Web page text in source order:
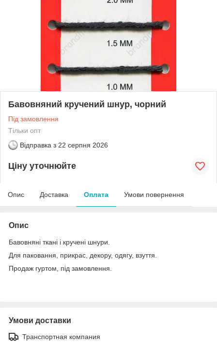
Бавовняний кручений шнур, чорний
Під замовлення
Тільки опт
Відправка з 22 серпня 2026
Ціну уточнюйте
Опис Доставка Оплата Умови повернення
Опис
Бавовняні ткані і кручені шнури.
Для паковання, прикрас, декору, одягу, взуття.
Продаж гуртом, під замовлення.
Умови доставки
Транспортная компания